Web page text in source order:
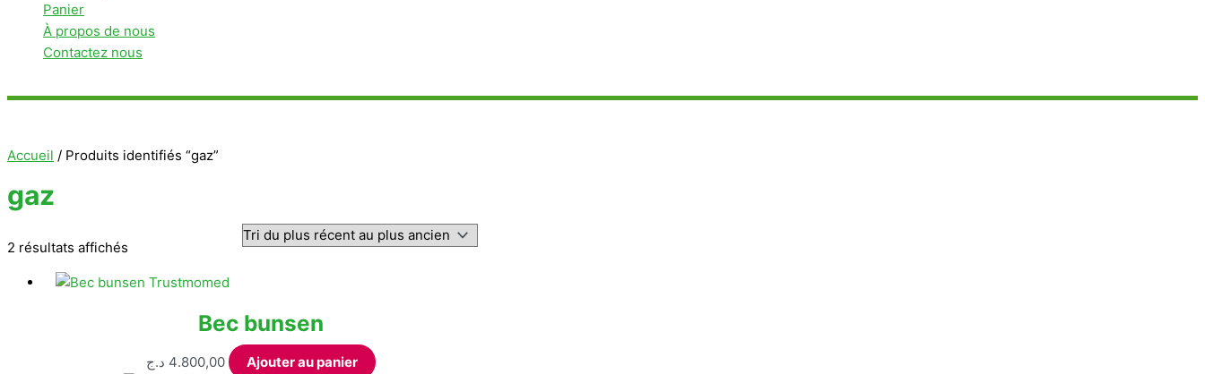
Panier
À propos de nous
Contactez nous
Accueil / Produits identifiés “gaz”
gaz
2 résultats affichés
plus
Bec bunsen
4.800,00 د.ج Ajouter au panier